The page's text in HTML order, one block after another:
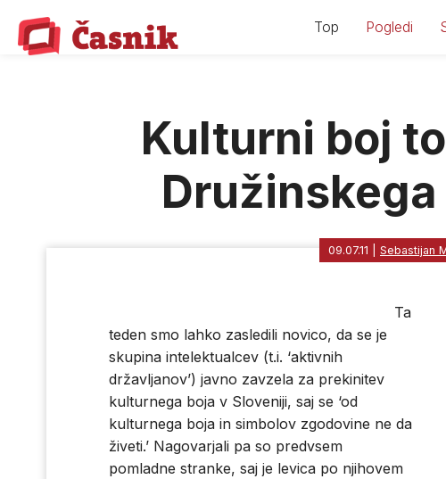
content
Top Pogledi
Kulturni boj
09.07.11 Sebastijan
Ta
teden smo lahko zasledili novico, da se je
skupina intelektualcev (t.i. ‘aktivnih
državljanov’) javno zavzela za prekinitev
kulturnega boja v Sloveniji, saj se ‘od
kulturnega boja in simbolov zgodovine ne da
živeti.’ Nagovarjali pa so predvsem
pomladne stranke, saj je levica po njihovem